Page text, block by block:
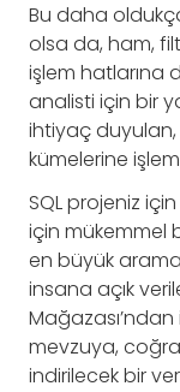
Bu daha
olsa da, ham,
işlem hatlarına
analisti için bir
ihtiyaç duyulan,
kümelerine
SQL projeniz
için mükemmel
en büyük
insana açık
mevzuya,
indirilecek bir